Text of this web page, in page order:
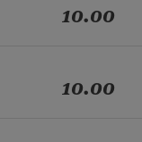
10.00
10.00